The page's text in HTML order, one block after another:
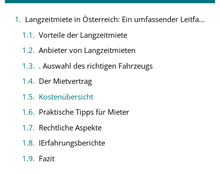
Langzeitmiete in Österreich: Ein umfassender Leitfaden zur Autovermietung für lange Zeiträume
Vorteile der Langzeitmiete
Anbieter von Langzeitmieten
. Auswahl des richtigen Fahrzeugs
Der Mietvertrag
Kostenübersicht
Praktische Tipps für Mieter
Rechtliche Aspekte
IErfahrungsberichte
Fazit